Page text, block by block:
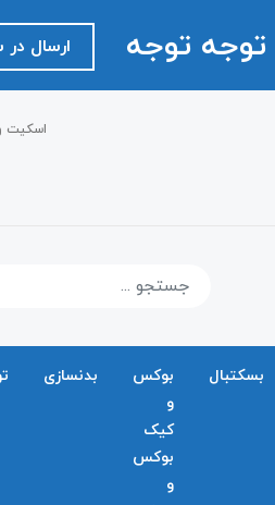
توجه توجه ارسال در
اسکیت
بسکتبال
بوکس
و
کیک
بوکس
و
بدنسازی